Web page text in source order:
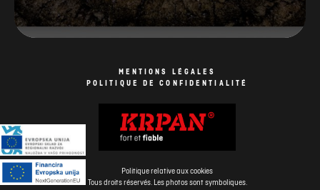
MENTIONS LÉGALES
POLITIQUE DE CONFIDENTIALITÉ
Politique relative aux cookies
Tous droits réservés. Les photos sont symboliques.